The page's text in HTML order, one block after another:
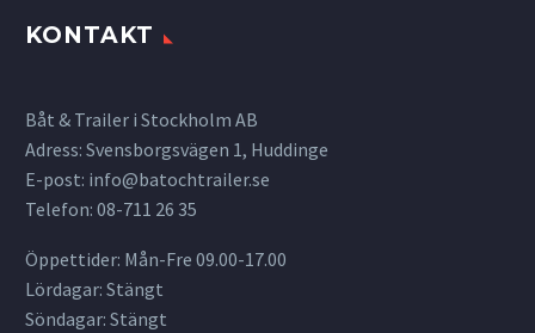
KONTAKT
Båt & Trailer i Stockholm AB
Adress: Svensborgsvägen 1, Huddinge
E-post: info@batochtrailer.se
Telefon: 08-711 26 35
Öppettider: Mån-Fre 09.00-17.00
Lördagar: Stängt
Söndagar: Stängt